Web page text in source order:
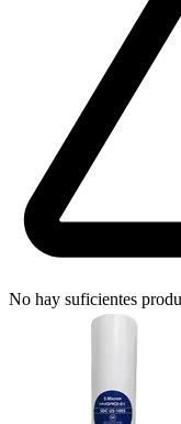
No hay suficientes